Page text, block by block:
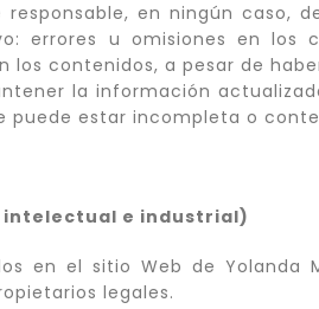
responsable, en ningún caso,
errores u omisiones en los
los contenidos, a pesar de
la información
puede estar incompleta o
intelectual e industrial)
en el sitio Web de Yolanda
legales.